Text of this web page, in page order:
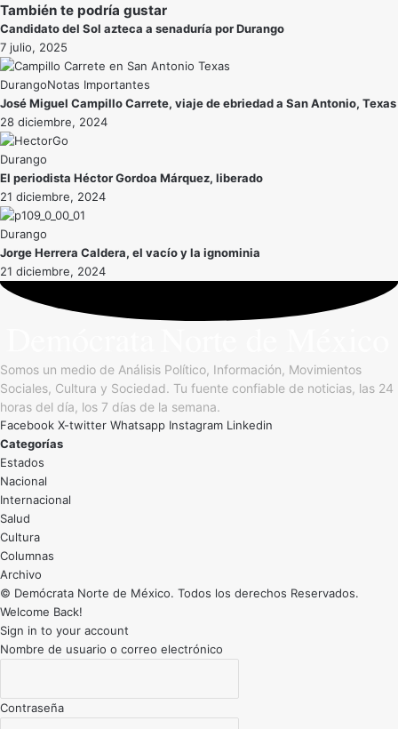
También te podría gustar
Candidato del Sol azteca a senaduría por Durango
7 julio, 2025
DurangoNotas Importantes
José Miguel Campillo Carrete, viaje de ebriedad a San Antonio, Texas
28 diciembre, 2024
Durango
El periodista Héctor Gordoa Márquez, liberado
21 diciembre, 2024
Durango
Jorge Herrera Caldera, el vacío y la ignominia
21 diciembre, 2024
Somos un medio de Análisis Político, Información, Movimientos
Sociales, Cultura y Sociedad. Tu fuente confiable de noticias, las 24
horas del día, los 7 días de la semana.
Facebook X-twitter Whatsapp Instagram Linkedin
Categorías
Estados
Nacional
Internacional
Salud
Cultura
Archivo
© Demócrata Norte de México. Todos los derechos Reservados.
Welcome Back!
Sign in to your account
Nombre de usuario o correo electrónico
Contraseña